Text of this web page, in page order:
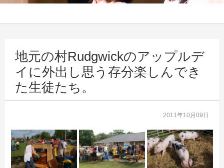
地元の村Rudgwickのアップルデ
イに外出し思う存分楽しんでき
た生徒たち。
2011年10月09日